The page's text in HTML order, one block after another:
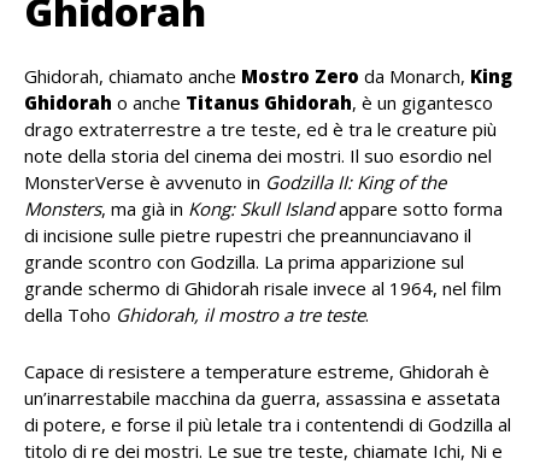
Ghidorah
Ghidorah, chiamato anche Mostro Zero da Monarch, King
Ghidorah o anche Titanus Ghidorah, è un gigantesco
drago extraterrestre a tre teste, ed è tra le creature più
note della storia del cinema dei mostri. Il suo esordio nel
MonsterVerse è avvenuto in Godzilla II: King of the
Monsters, ma già in Kong: Skull Islandappare sotto forma
di incisione sulle pietre rupestri che preannunciavano il
grande scontro con Godzilla. La prima apparizione sul
grande schermo di Ghidorah risale invece al 1964, nel film
della Toho Ghidorah, il mostro a tre teste.
Capace di resistere a temperature estreme, Ghidorah è
un’inarrestabile macchina da guerra, assassina e assetata
di potere, e forse il più letale tra i contentendi di Godzilla al
titolo di re dei mostri. Le sue tre teste, chiamate Ichi, Ni e